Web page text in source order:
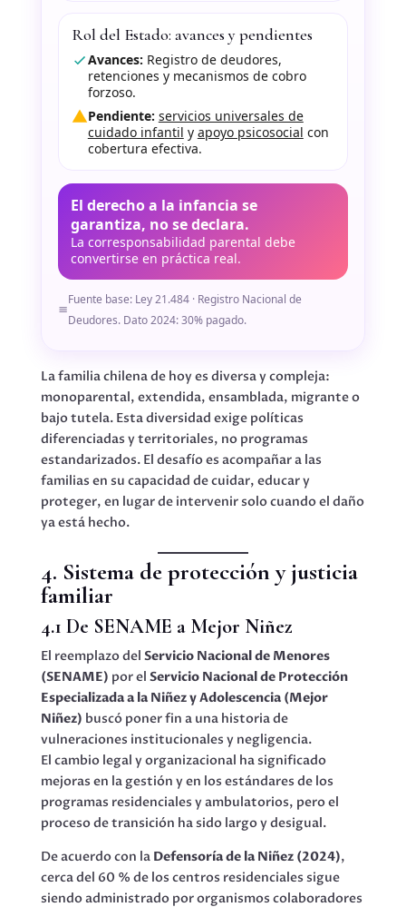
Rol del Estado: avances y pendientes
Avances: Registro de deudores,
retenciones y mecanismos de cobro
forzoso.
Pendiente: servicios universales de
cuidado infantil y apoyo psicosocial con
cobertura efectiva.
El derecho a la infancia se
garantiza, no se declara.
La corresponsabilidad parental debe
convertirse en práctica real.
Fuente base: Ley 21.484 · Registro Nacional de
Deudores. Dato 2024: 30% pagado.
La familia chilena de hoy es diversa y compleja:
monoparental, extendida, ensamblada, migrante o
bajo tutela. Esta diversidad exige políticas
diferenciadas y territoriales, no programas
estandarizados. El desafío es acompañar a las
familias en su capacidad de cuidar, educar y
proteger, en lugar de intervenir solo cuando el daño
ya está hecho.
4. Sistema de protección y justicia
familiar
4.1 De SENAME a Mejor Niñez
El reemplazo del Servicio Nacional de Menores
(SENAME) por el Servicio Nacional de Protección
Especializada a la Niñez y Adolescencia (Mejor
Niñez) buscó poner fin a una historia de
vulneraciones institucionales y negligencia.
El cambio legal y organizacional ha significado
mejoras en la gestión y en los estándares de los
programas residenciales y ambulatorios, pero el
proceso de transición ha sido largo y desigual.
De acuerdo con la Defensoría de la Niñez (2024),
cerca del 60 % de los centros residenciales sigue
siendo administrado por organismos colaboradores